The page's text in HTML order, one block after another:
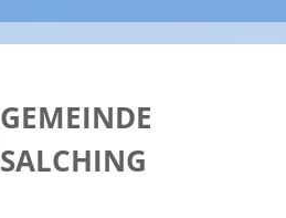
GEMEINDE
SALCHING